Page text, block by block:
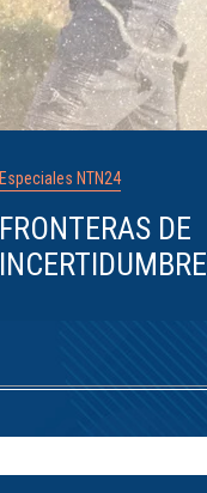
Especiales NTN24
FRONTERAS DE
INCERTIDUMBRE